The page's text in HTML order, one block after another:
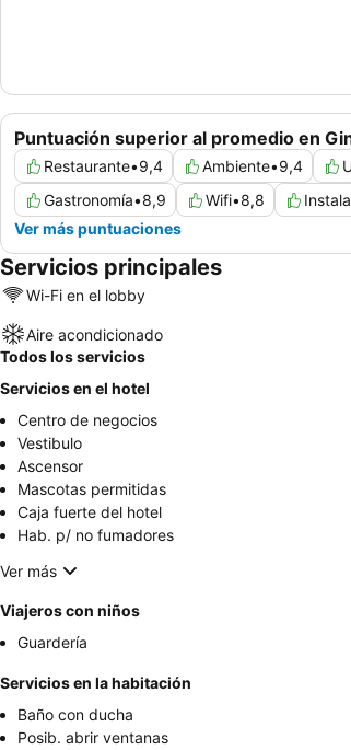
Puntuación superior al promedio en
Restaurante•9,4 Ambiente•9,4
Gastronomía•8,9 Wifi•8,8
Ver más puntuaciones
Servicios principales
Wi-Fi en el lobby
Aire acondicionado
Todos los servicios
Servicios en el hotel
Centro de negocios
Vestibulo
Ascensor
Mascotas permitidas
Caja fuerte del hotel
Hab. p/ no fumadores
Ver más
Viajeros con niños
Guardería
Servicios en la habitación
Baño con ducha
Posib. abrir ventanas